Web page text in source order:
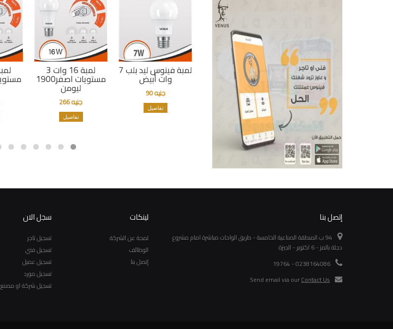
لمبة 16 وات 3
مستويات اصفر1900
ليومن
جنيه 266
تفاصيل
لمبة فينوس ليد بلب 7
وات أبيض
جنيه 90
تفاصيل
لمبة ليد 3 مستويات
19 وات 3 لون
جنيه 276
تفاصيل
لمبة فينوس ليد بلب 9
وات أبيض
جنيه 105
تفاصيل
إتصل بنا
94 ب المنطقة الصناعية الخامسة - طريق الواحات مباشرة امام مشروع
دجلة بالمز - 6 اكتوبر - الجيزة
0238164086 - 19764
Send email via ourContact Us
لينكات
لمحة عن الشركة
الوظائف
إتصل بنا
سجل الان
تسجيل تاجر
تسجيل فني
تسجيل عميل
تسجيل مورد
تسجيل شركة او مصنع